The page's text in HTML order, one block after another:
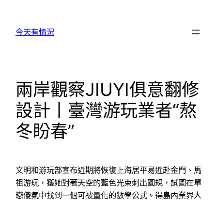
今天有情況
兩岸觀察JIUYI俱意翻修
設計丨臺灣游玩業者“熬
冬盼春”
文明和游玩部宣布近期將恢復上海居平易近赴金門、馬
祖游玩，獲她對著天空的藍色光束刺出圓規，試圖在單
戀傻氣中找到一個可被量化的數學公式。得島內業界人